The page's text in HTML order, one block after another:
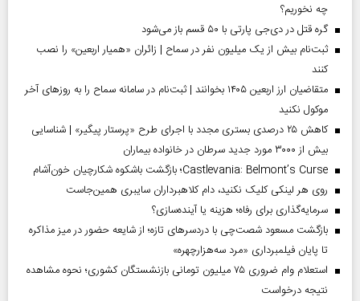
چه نخوریم؟
گره قتل در دی‌جی پارتی با ۵۰ قسم باز می‌شود
ثبت‌نام بیش از یک میلیون نفر در سماح | زائران «همیار اربعین» را نصب
کنند
متقاضیان ارز اربعین ۱۴۰۵ بخوانند | ثبت‌نام در سامانه سماح را به روز‌های آخر
موکول نکنید
کاهش ۲۵ درصدی بستری مجدد با اجرای طرح «پرستار پیگیر» | شناسایی
بیش از ۳۰۰۰ مورد جدید سرطان در خانواده بیماران
Castlevania: Belmont’s Curse؛ بازگشت باشکوه شکارچیان خون‌آشام
روی هر لینکی کلیک نکنید، دام کلاهبرداران سایبری همین‌جاست
سرمایه‌گذاری برای رفاه؛ هزینه یا آینده‌سازی؟
بازگشت مسعود شصت‌چی با دردسر‌های تازه؛ از شایعه حضور در میز مذاکره
تا پایان فیلمبرداری «مرد سه‌هزارچهره»
استعلام وام ضروری ۷۵ میلیون تومانی بازنشستگان کشوری؛ نحوه مشاهده
نتیجه درخواست